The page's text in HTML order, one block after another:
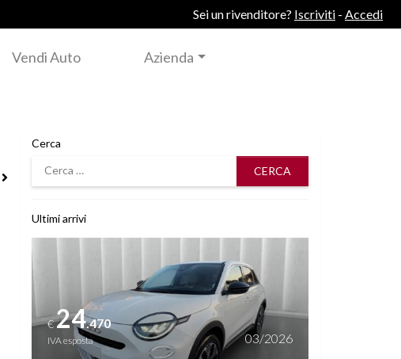
Sei un rivenditore? Iscriviti - Accedi
Vendi Auto Azienda
Cerca
Cerca
Ultimi arrivi
€24.470
IVA esposta 03/2026